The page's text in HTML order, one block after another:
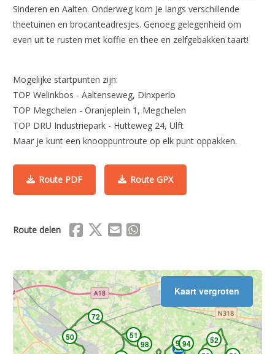
Sinderen en Aalten. Onderweg kom je langs verschillende
theetuinen en brocanteadresjes. Genoeg gelegenheid om
even uit te rusten met koffie en thee en zelfgebakken taart!
Mogelijke startpunten zijn:
TOP Welinkbos - Aaltenseweg, Dinxperlo
TOP Megchelen - Oranjeplein 1, Megchelen
TOP DRU Industriepark - Hutteweg 24, Ulft
Maar je kunt een knooppuntroute op elk punt oppakken.
Route PDF Route GPX
Route delen Delen via Facebook
Delen via X (Twitter)
Delen via Mail
Kaart vergroten
50
72
51
98
9594
52
Leaflet| ©OpenStreetMap